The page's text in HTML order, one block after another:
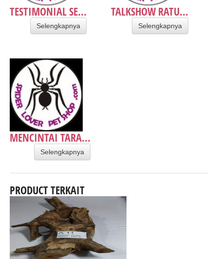
TESTIMONIAL SE...
Selengkapnya
TALKSHOW RATU...
Selengkapnya
MENCINTAI TARA...
Selengkapnya
PRODUCT TERKAIT